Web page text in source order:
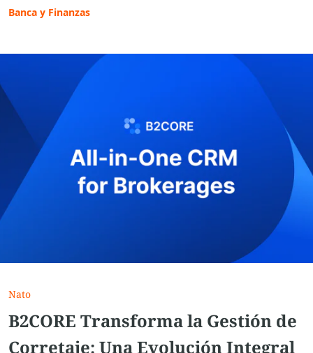
Banca y Finanzas
Nato
B2CORE Transforma la Gestión de
Corretaje: Una Evolución Integral